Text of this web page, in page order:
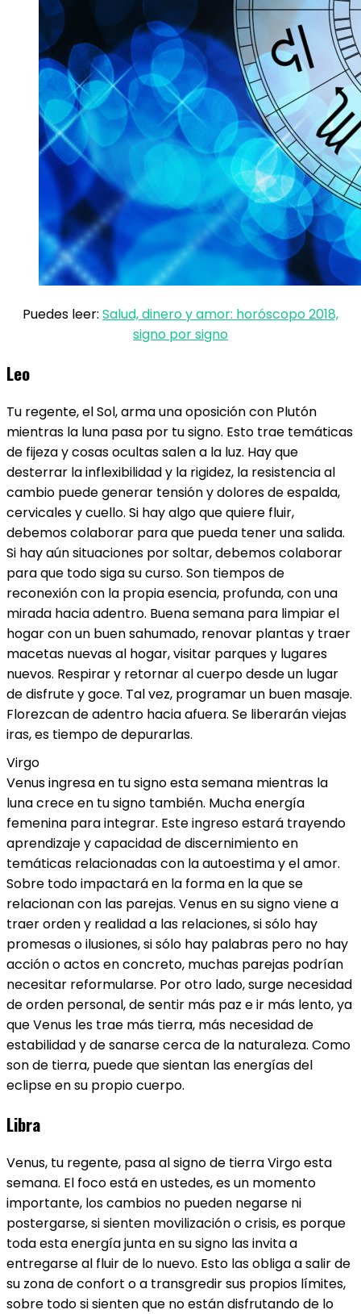
Puedes leer: Salud, dinero y amor: horóscopo 2018,
signo por signo
Leo
Tu regente, el Sol, arma una oposición con Plutón
mientras la luna pasa por tu signo. Esto trae temáticas
de fijeza y cosas ocultas salen a la luz. Hay que
desterrar la inflexibilidad y la rigidez, la resistencia al
cambio puede generar tensión y dolores de espalda,
cervicales y cuello. Si hay algo que quiere fluir,
debemos colaborar para que pueda tener una salida.
Si hay aún situaciones por soltar, debemos colaborar
para que todo siga su curso. Son tiempos de
reconexión con la propia esencia, profunda, con una
mirada hacia adentro. Buena semana para limpiar el
hogar con un buen sahumado, renovar plantas y traer
macetas nuevas al hogar, visitar parques y lugares
nuevos. Respirar y retornar al cuerpo desde un lugar
de disfrute y goce. Tal vez, programar un buen masaje.
Florezcan de adentro hacia afuera. Se liberarán viejas
iras, es tiempo de depurarlas.
Virgo
Venus ingresa en tu signo esta semana mientras la
luna crece en tu signo también. Mucha energía
femenina para integrar. Este ingreso estará trayendo
aprendizaje y capacidad de discernimiento en
temáticas relacionadas con la autoestima y el amor.
Sobre todo impactará en la forma en la que se
relacionan con las parejas. Venus en su signo viene a
traer orden y realidad a las relaciones, si sólo hay
promesas o ilusiones, si sólo hay palabras pero no hay
acción o actos en concreto, muchas parejas podrían
necesitar reformularse. Por otro lado, surge necesidad
de orden personal, de sentir más paz e ir más lento, ya
que Venus les trae más tierra, más necesidad de
estabilidad y de sanarse cerca de la naturaleza. Como
son de tierra, puede que sientan las energías del
eclipse en su propio cuerpo.
Libra
Venus, tu regente, pasa al signo de tierra Virgo esta
semana. El foco está en ustedes, es un momento
importante, los cambios no pueden negarse ni
postergarse, si sienten movilización o crisis, es porque
toda esta energía junta en su signo las invita a
entregarse al fluir de lo nuevo. Esto las obliga a salir de
su zona de confort o a transgredir sus propios límites,
sobre todo si sienten que no están disfrutando de lo